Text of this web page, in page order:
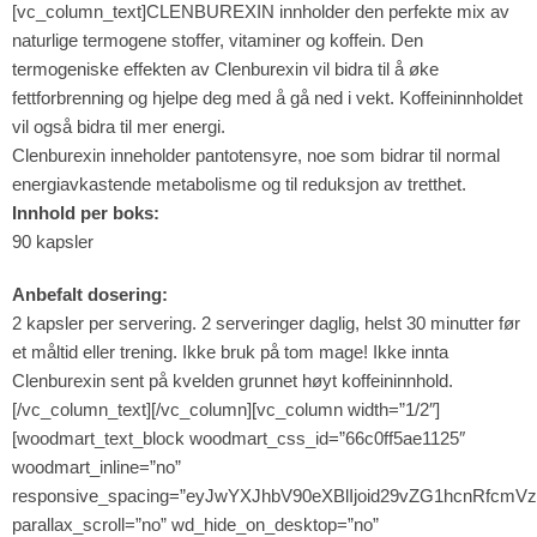
[vc_column_text]CLENBUREXIN innholder den perfekte mix av
naturlige termogene stoffer, vitaminer og koffein. Den
termogeniske effekten av Clenburexin vil bidra til å øke
fettforbrenning og hjelpe deg med å gå ned i vekt. Koffeininnholdet
vil også bidra til mer energi.
Clenburexin inneholder pantotensyre, noe som bidrar til normal
energiavkastende metabolisme og til reduksjon av tretthet.
Innhold per boks:
90 kapsler
Anbefalt dosering:
2 kapsler per servering. 2 serveringer daglig, helst 30 minutter før
et måltid eller trening. Ikke bruk på tom mage! Ikke innta
Clenburexin sent på kvelden grunnet høyt koffeininnhold.
[/vc_column_text][/vc_column][vc_column width=”1/2″]
[woodmart_text_block woodmart_css_id=”66c0ff5ae1125″
woodmart_inline=”no”
parallax_scroll=”no” wd_hide_on_desktop=”no”